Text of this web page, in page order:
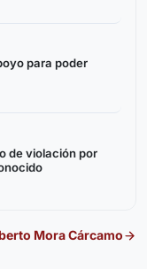
para poder
de violación por
Mora Cárcamo